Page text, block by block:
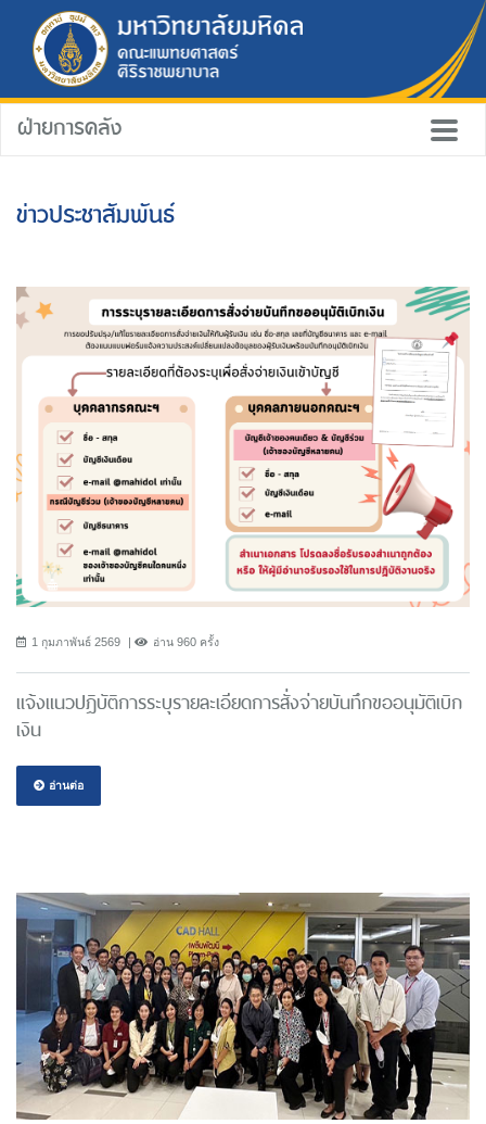
ฝ่ายการคลัง
ข่าวประชาสัมพันธ์
1 กุมภาพันธ์ 2569 อ่าน 960 ครั้ง
แจ้งแนวปฎิบัติการระบุรายละเอียดการสั่งจ่ายบันทึกขออนุมัติเบิก
เงิน
อ่านต่อ